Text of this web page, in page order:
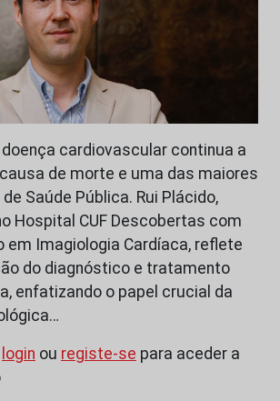
doença cardiovascular continua a
de morte e uma das maiores
Saúde Pública. Rui Plácido,
Hospital CUF Descobertas com
em Imagiologia Cardíaca, reflete
do diagnóstico e tratamento
enfatizando o papel crucial da
login ou registe-se para aceder a